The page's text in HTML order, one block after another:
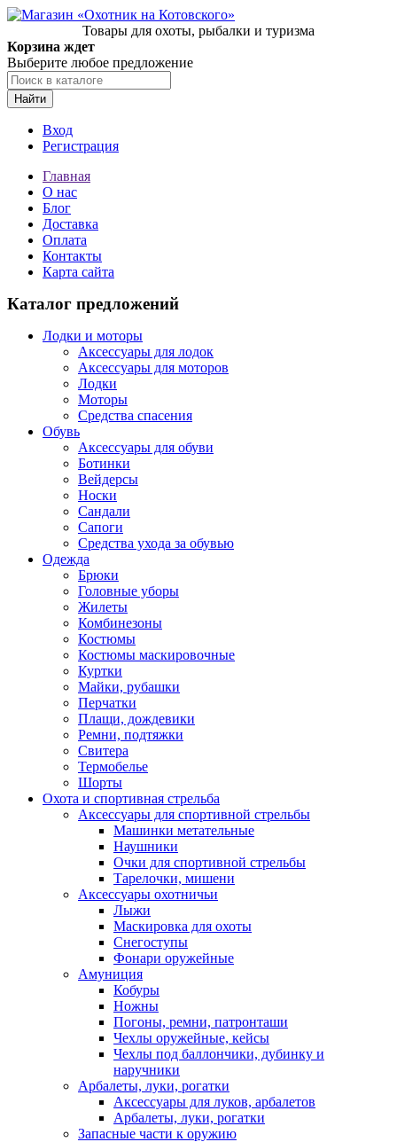
Товары для охоты, рыбалки и туризма
Корзина ждет
Выберите любое предложение
Найти
Вход
Регистрация
Главная
О нас
Блог
Доставка
Оплата
Контакты
Карта сайта
Каталог предложений
Лодки и моторы
Аксессуары для лодок
Аксессуары для моторов
Лодки
Моторы
Средства спасения
Обувь
Аксессуары для обуви
Ботинки
Вейдерсы
Носки
Сандали
Сапоги
Средства ухода за обувью
Одежда
Брюки
Головные уборы
Жилеты
Комбинезоны
Костюмы
Костюмы маскировочные
Куртки
Майки, рубашки
Перчатки
Плащи, дождевики
Ремни, подтяжки
Свитера
Термобелье
Шорты
Охота и спортивная стрельба
Аксессуары для спортивной стрельбы
Машинки метательные
Наушники
Очки для спортивной стрельбы
Тарелочки, мишени
Аксессуары охотничьи
Лыжи
Маскировка для охоты
Снегоступы
Фонари оружейные
Амуниция
Кобуры
Ножны
Погоны, ремни, патронташи
Чехлы оружейные, кейсы
Чехлы под баллончики, дубинку и
наручники
Арбалеты, луки, рогатки
Аксессуары для луков, арбалетов
Арбалеты, луки, рогатки
Запасные части к оружию